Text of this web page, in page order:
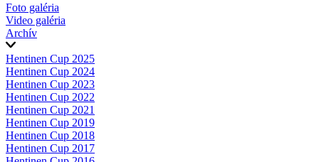
Foto galéria
Video galéria
Archív
Hentinen Cup 2025
Hentinen Cup 2024
Hentinen Cup 2023
Hentinen Cup 2022
Hentinen Cup 2021
Hentinen Cup 2019
Hentinen Cup 2018
Hentinen Cup 2017